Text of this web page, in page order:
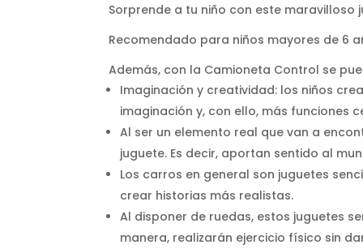
Sorprende a tu niño con este maravilloso
Recomendado para niños mayores de 6
Además, con la Camioneta Control se
Imaginación y creatividad: los niños
imaginación y, con ello, más funciones
Al ser un elemento real que van a
juguete. Es decir, aportan sentido al
Los carros en general son juguetes
crear historias más realistas.
Al disponer de ruedas, estos juguetes
manera, realizarán ejercicio físico sin